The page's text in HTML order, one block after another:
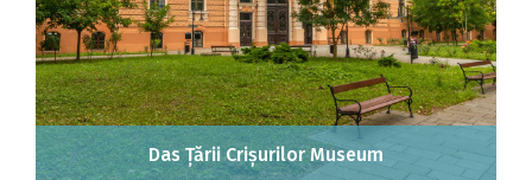
Das Țării Crișurilor Museum